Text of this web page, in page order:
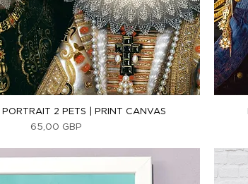
Vista rápida
PORTRAIT 2 PETS | PRINT CANVAS
Precio
65,00 GBP